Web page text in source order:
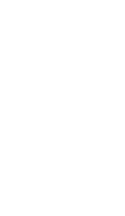
rezo del Angelus
de 2023
del Vaticano,
acompañaron
del Ángelus
al medio día de
Tras la
Papa Francisco
de septiembre
para participar en
migratorias.
la alocución